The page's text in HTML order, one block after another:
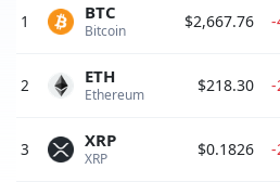
1 Bitcoin
BTC $2,667.76 -
2 Ethereum
ETH $218.30 -
3 XRP
XRP $0.1826 -